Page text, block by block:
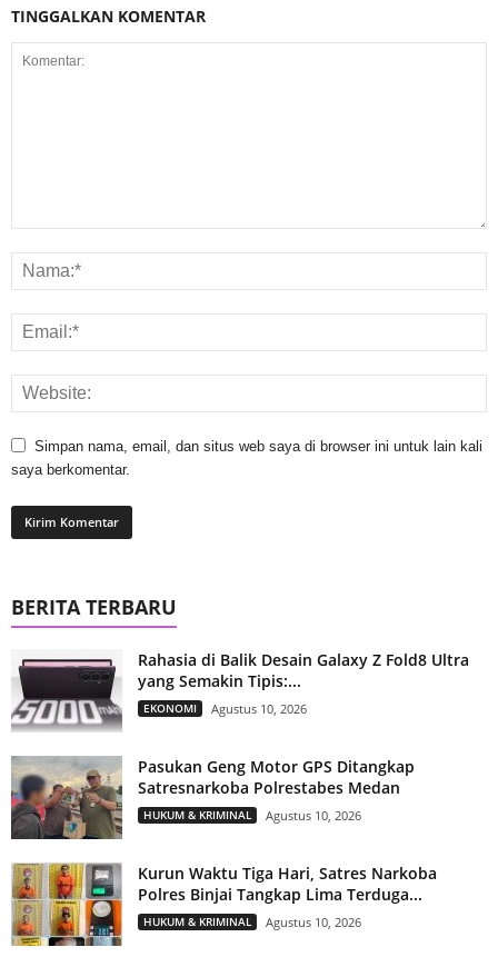
TINGGALKAN KOMENTAR
Simpan nama, email, dan situs web saya di browser ini untuk lain kali
saya berkomentar.
BERITA TERBARU
Rahasia di Balik Desain Galaxy Z Fold8 Ultra
yang Semakin Tipis:...
EKONOMI Agustus 10, 2026
Pasukan Geng Motor GPS Ditangkap
Satresnarkoba Polrestabes Medan
HUKUM & KRIMINAL Agustus 10, 2026
Kurun Waktu Tiga Hari, Satres Narkoba
Polres Binjai Tangkap Lima Terduga...
HUKUM & KRIMINAL Agustus 10, 2026